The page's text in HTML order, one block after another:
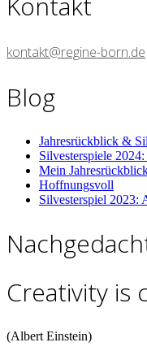
kontakt@regine-born.de
Blog
Jahresrückblick &
Silvesterspiele
Mein
Hoffnungsvoll
Silvesterspiel 2023:
Creativity is
(Albert Einstein)